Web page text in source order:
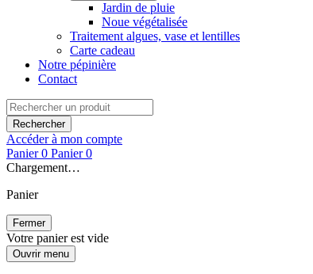
Jardin de pluie
Noue végétalisée
Traitement algues, vase et lentilles
Carte cadeau
Notre pépinière
Contact
Rechercher
Accéder à mon compte
Panier 0 Panier 0
Chargement…
Panier
Fermer
Votre panier est vide
Ouvrir menu